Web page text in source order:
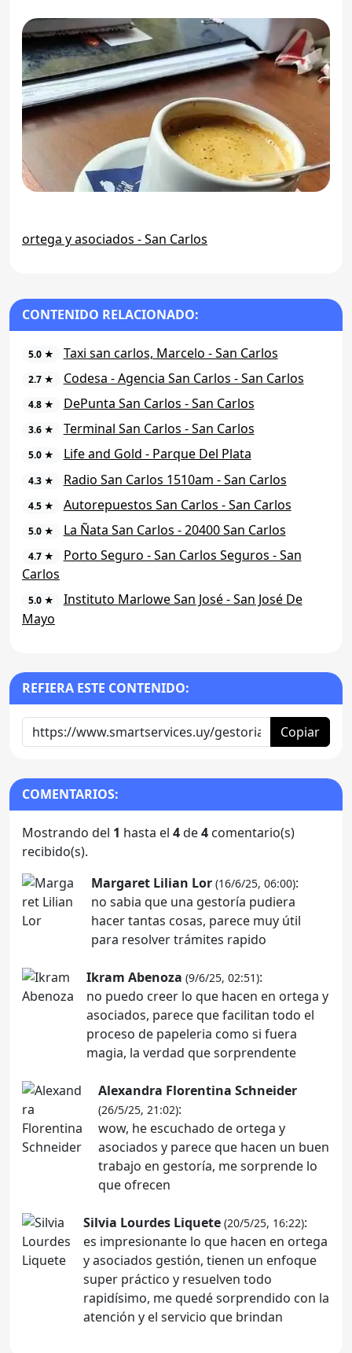
ortega y asociados - San Carlos
CONTENIDO RELACIONADO:
5.0 ★ Taxi san carlos, Marcelo - San Carlos
2.7 ★ Codesa - Agencia San Carlos - San Carlos
4.8 ★ DePunta San Carlos - San Carlos
3.6 ★ Terminal San Carlos - San Carlos
5.0 ★ Life and Gold - Parque Del Plata
4.3 ★ Radio San Carlos 1510am - San Carlos
4.5 ★ Autorepuestos San Carlos - San Carlos
5.0 ★ La Ñata San Carlos - 20400 San Carlos
4.7 ★
Porto Seguro - San Carlos Seguros - San
Carlos
5.0 ★
Instituto Marlowe San José - San José De
Mayo
REFIERA ESTE CONTENIDO:
Copiar
COMENTARIOS:
Mostrando del 1 hasta el 4de4 comentario(s)
recibido(s).
Margaret Lilian Lor (16/6/25, 06:00):
no sabia que una gestoría pudiera
hacer tantas cosas, parece muy útil
para resolver trámites rapido
Ikram Abenoza (9/6/25, 02:51):
no puedo creer lo que hacen en ortega y
asociados, parece que facilitan todo el
proceso de papeleria como si fuera
magia, la verdad que sorprendente
Alexandra Florentina Schneider
(26/5/25, 21:02):
wow, he escuchado de ortega y
asociados y parece que hacen un buen
trabajo en gestoría, me sorprende lo
que ofrecen
Silvia Lourdes Liquete (20/5/25, 16:22):
es impresionante lo que hacen en ortega
y asociados gestión, tienen un enfoque
super práctico y resuelven todo
rapidísimo, me quedé sorprendido con la
atención y el servicio que brindan